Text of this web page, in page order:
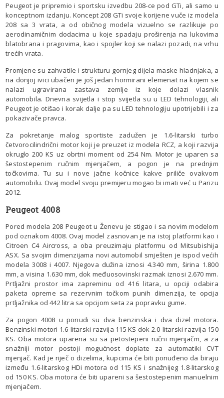
Peugeot je pripremio i sportsku izvedbu 208-ce pod GTi, ali samo u
konceptnom izdanju. Koncept 208 GTi svoje korijene vuče iz modela
208 sa 3 vrata, a od običnog modela vizuelno se razlikuje po
aerodinamičnim dodacima u koje spadaju proširenja na lukovima
blatobrana i pragovima, kao i spojler koji se nalazi pozadi, na vrhu
trećih vrata.
Promjene su zahvatile i strukturu gornjeg dijela maske hladnjaka, a
na donjoj ivici ubačen je još jedan hormirani elemenat na kojem se
nalazi ugravirana zastava zemlje iz koje dolazi vlasnik
automobila. Dnevna svijetla i stop svijetla su u LED tehnologiji, ali
Peugeot je otišao i korak dalje pa su LED tehnologiju upotrijebili i za
pokazivače pravca.
Za pokretanje malog sportiste zadužen je 1.6-litarski turbo
četvorocilindrični motor koji je preuzet iz modela RCZ, a koji razvija
okruglo 200 KS uz obrtni moment od 254 Nm. Motor je uparen sa
šestostepenim ručnim mjenjačem, a pogon je na prednjim
točkovima. Tu su i nove jačne kočnice kakve priliče ovakvom
automobilu. Ovaj model svoju premijeru mogao bi imati već u Parizu
2012.
Peugeot 4008
Pored modela 208 Peugeot u Ženevu je stigao i sa novim modelom
pod oznakom 4008. Ovaj model zasnovan je na istoj platformi kao i
Citroen C4 Aircross, a oba preuzimaju platformu od Mitsubishija
ASX. Sa svojim dimenzijama novi automobil smješten je ispod većih
modela 3008 i 4007. Njegova dužina iznosi 4.340 mm, širina 1.800
mm, a visina 1.630 mm, dok međuosovinski razmak iznosi 2.670 mm.
Prtljažni prostor ima zapreminu od 416 litara, u opciji odabira
paketa opreme sa rezervnim točkom punih dimenzija, te opcija
prtljažnika od 442 litra sa opcijom seta za popravku gume.
Za pogon 4008 u ponudi su dva benzinska i dva dizel motora.
Benzinski motori 1.6-litarski razvija 115 KS dok 2.0-litarski razvija 150
KS. Oba motora uparena su sa petostepeni ručni mjenjačm, a za
snažniji motor postoji mogućnost doplate za automatiki CVT
mjenjač. Kad je riječ o dizelima, kupcima će biti ponuđeno da biraju
između 1.6-litarskog HDi motora od 115 KS i snažnijeg 1.8-litarskog
od 150 KS. Oba motora će biti upareni sa šestostepenim manuelnim
mjenjačem.